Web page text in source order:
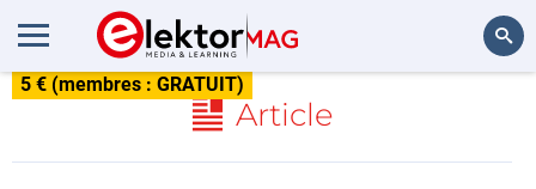
5 € (membres : GRATUIT)
Article